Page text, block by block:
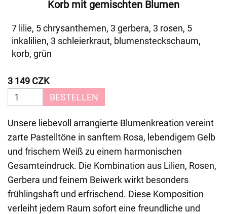
Korb mit gemischten Blumen
7 lilie, 5 chrysanthemen, 3 gerbera, 3 rosen, 5
inkalilien, 3 schleierkraut, blumensteckschaum,
korb, grün
3 149 CZK
BESTELLEN
Unsere liebevoll arrangierte Blumenkreation vereint
zarte Pastelltöne in sanftem Rosa, lebendigem Gelb
und frischem Weiß zu einem harmonischen
Gesamteindruck. Die Kombination aus Lilien, Rosen,
Gerbera und feinem Beiwerk wirkt besonders
frühlingshaft und erfrischend. Diese Komposition
verleiht jedem Raum sofort eine freundliche und